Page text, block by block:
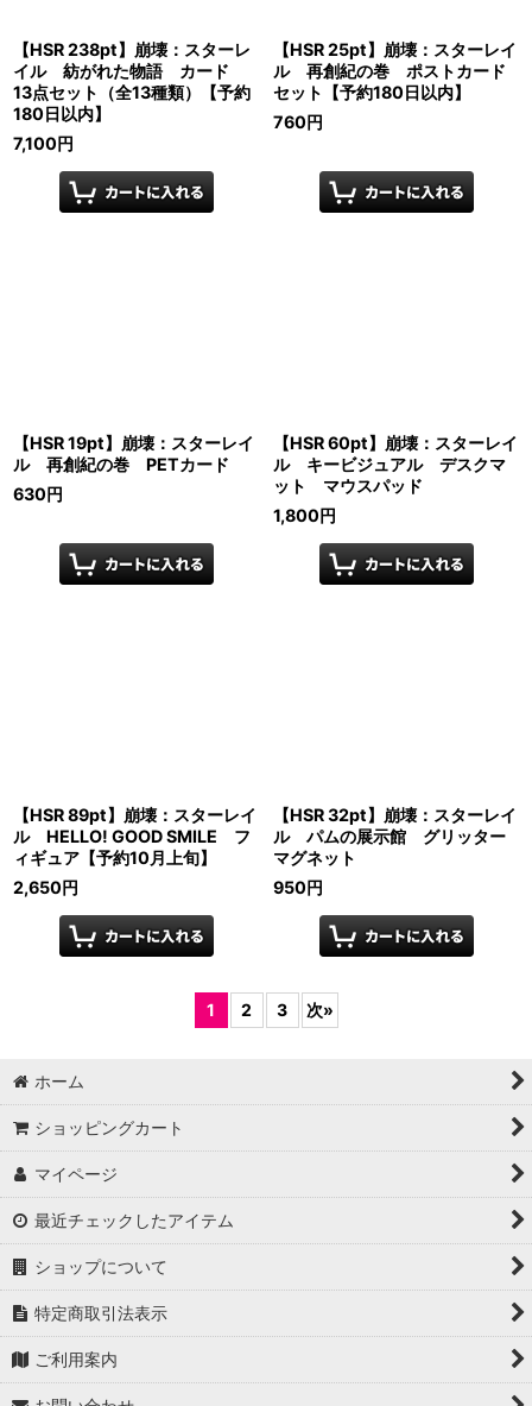
【HSR 238pt】崩壊：スターレ
イル 紡がれた物語 カード
13点セット（全13種類）【予約
180日以内】
7,100円
【HSR 25pt】崩壊：スターレイ
ル 再創紀の巻 ポストカード
セット【予約180日以内】
760円
【HSR 19pt】崩壊：スターレイ
ル 再創紀の巻 PETカード
630円
【HSR 60pt】崩壊：スターレイ
ル キービジュアル デスクマ
ット マウスパッド
1,800円
【HSR 89pt】崩壊：スターレイ
ル HELLO! GOOD SMILE フ
ィギュア【予約10月上旬】
2,650円
【HSR 32pt】崩壊：スターレイ
ル パムの展示館 グリッター
マグネット
950円
1 2 3 次»
ホーム
ショッピングカート
マイページ
最近チェックしたアイテム
ショップについて
特定商取引法表示
ご利用案内